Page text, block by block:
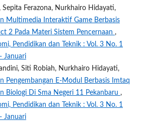
Sepita Ferazona, Nurkhairo Hidayati,
Multimedia Interaktif Game Berbasis
2 Pada Materi Sistem Pencernaan ,
Pendidikan dan Teknik : Vol. 3 No. 1
Januari
Siti Robiah, Nurkhairo Hidayati,
Pengembangan E-Modul Berbasis Imtaq
Biologi Di Sma Negeri 11 Pekanbaru ,
Pendidikan dan Teknik : Vol. 3 No. 1
Januari